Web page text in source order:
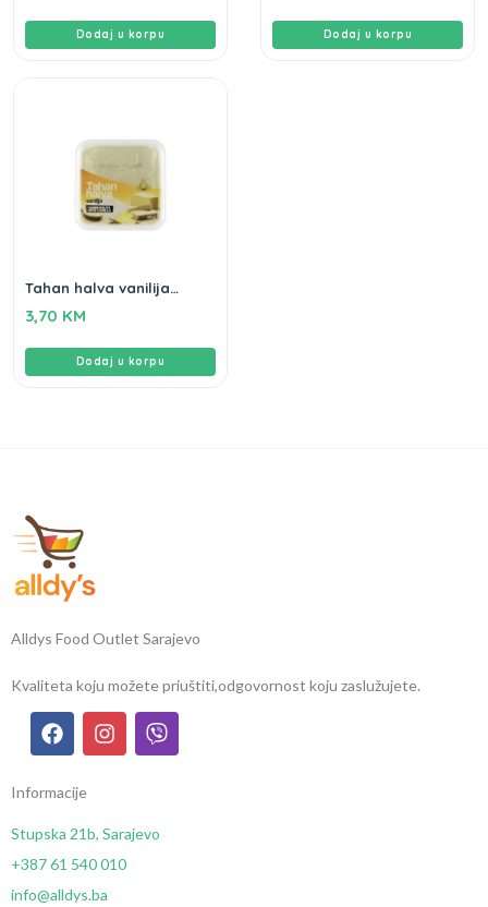
Dodaj u korpu Dodaj u korpu
Tahan halva vanilija
3,70 KM
Dodaj u korpu
Alldys Food Outlet Sarajevo
Kvaliteta koju možete priuštiti,odgovornost koju zaslužujete.
Informacije
Stupska 21b, Sarajevo
+387 61 540 010
info@alldys.ba